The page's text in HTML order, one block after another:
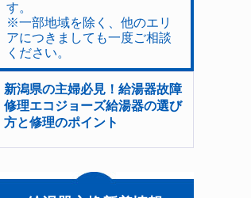
す。
※一部地域を除く、他のエリ
アにつきましても一度ご相談
ください。
新潟県の主婦必見！給湯器故障
修理エコジョーズ給湯器の選び
方と修理のポイント